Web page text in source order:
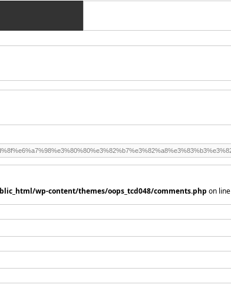
wp-content/themes/oops_tcd048/comments.php on line